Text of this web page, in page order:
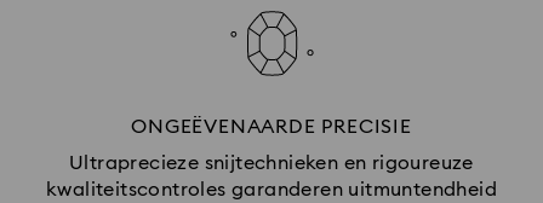
ONGEËVENAARDE PRECISIE
Ultraprecieze snijtechnieken en rigoureuze
kwaliteitscontroles garanderen uitmuntendheid